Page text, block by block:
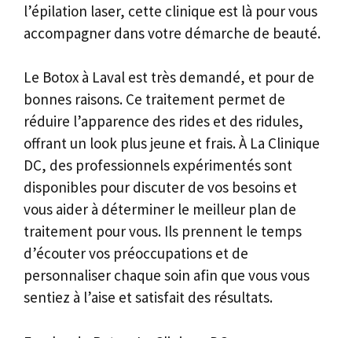
l’épilation laser, cette clinique est là pour vous
accompagner dans votre démarche de beauté.
Le Botox à Laval est très demandé, et pour de
bonnes raisons. Ce traitement permet de
réduire l’apparence des rides et des ridules,
offrant un look plus jeune et frais. À La Clinique
DC, des professionnels expérimentés sont
disponibles pour discuter de vos besoins et
vous aider à déterminer le meilleur plan de
traitement pour vous. Ils prennent le temps
d’écouter vos préoccupations et de
personnaliser chaque soin afin que vous vous
sentiez à l’aise et satisfait des résultats.